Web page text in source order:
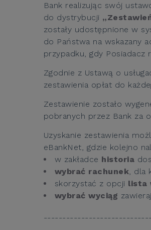
Bank realizując swój
do dystrybucji
zostały udostępnione w
do Państwa na wskazany
przypadku, gdy Posiadacz
Zgodnie z Ustawą o
zestawienia opłat do
Zestawienie zostało
pobranych przez Bank za
Uzyskanie zestawienia
eBankNet, gdzie kolejno
w zakładce historia
wybrać rachunek, dla
skorzystać z opcji lista
wybrać wyciąg